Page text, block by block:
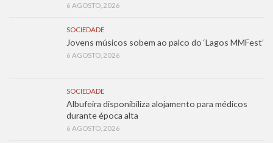
6 AGOSTO, 2026
SOCIEDADE
Jovens músicos sobem ao palco do ‘Lagos MMFest’
6 AGOSTO, 2026
SOCIEDADE
Albufeira disponibiliza alojamento para médicos
durante época alta
6 AGOSTO, 2026